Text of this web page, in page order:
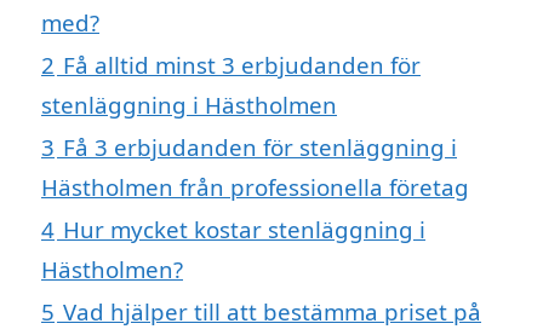
med?
2 Få alltid minst 3 erbjudanden för
stenläggning i Hästholmen
3 Få 3 erbjudanden för stenläggning i
Hästholmen från professionella företag
4 Hur mycket kostar stenläggning i
Hästholmen?
5 Vad hjälper till att bestämma priset på